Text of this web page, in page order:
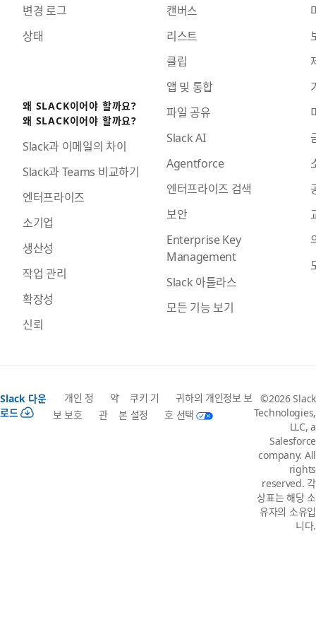
변경 로그
상태
왜 SLACK이어야 할까요?
왜 SLACK이어야 할까요?
Slack과 이메일의 차이
Slack과 Teams 비교하기
엔터프라이즈
소기업
생산성
작업 관리
확장성
신뢰
캔버스
리스트
클립
앱 및 통합
파일 공유
Slack AI
Agentforce
엔터프라이즈 검색
보안
Enterprise Key
Management
Slack 아틀라스
모든 기능 보기
Slack 다운
로드
개인 정
보 보호
약
관
쿠키 기
본 설정
귀하의 개인정보 보
호 선택
©2026 Slack
Technologies,
LLC, a
Salesforce
company. All
rights
reserved. 각
상표는 해당 소
유자의 소유입
니다.